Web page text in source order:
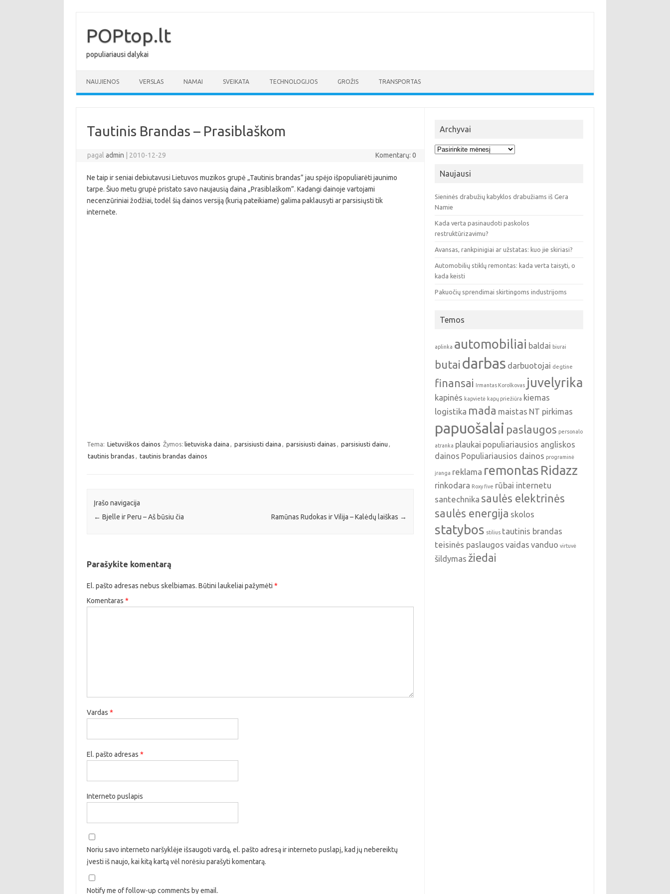
turinioPOPtop.lt
populiariausi dalykai
NAUJIENOS VERSLAS NAMAI SVEIKATA TECHNOLOGIJOS GROŽIS TRANSPORTAS
Tautinis Brandas – Prasiblaškom
pagaladmin 2010-12-29 Komentarų: 0
Ne taip ir seniai debiutavusi Lietuvos muzikos grupė „Tautinis brandas” jau spėjo išpopuliarėti jaunimo
tarpe. Šiuo metu grupė pristato savo naujausią daina „Prasiblaškom”. Kadangi dainoje vartojami
necenzūriniai žodžiai, todėl šią dainos versiją (kurią pateikiame) galima paklausyti ar parsisiųsti tik
internete.
Tema: Lietuviškos dainos Žymos: lietuviska daina , parsisiusti daina , parsisiusti dainas , parsisiusti dainu ,
tautinis brandas , tautinis brandas dainos
Įrašo navigacija
← Bjelle ir Peru – Aš būsiu čia Ramūnas Rudokas ir Vilija – Kalėdų laiškas →
Parašykite komentarą
El. pašto adresas nebus skelbiamas. Būtini laukeliai pažymėti *
Komentaras *
Vardas *
El. pašto adresas *
Interneto puslapis
Noriu savo interneto naršyklėje išsaugoti vardą, el. pašto adresą ir interneto puslapį, kad jų nebereiktų
įvesti iš naujo, kai kitą kartą vėl norėsiu parašyti komentarą.
Notify me of follow-up comments by email.
Archyvai
Archyvai
Naujausi
Sieninės drabužių kabyklos drabužiams iš Gera
Namie
Kada verta pasinaudoti paskolos
restruktūrizavimu?
Avansas, rankpinigiai ar užstatas: kuo jie skiriasi?
Automobilių stiklų remontas: kada verta taisyti, o
kada keisti
Pakuočių sprendimai skirtingoms industrijoms
Temos
aplinka automobiliai baldai biurai
butai darbas darbuotojai degtine
finansai Irmantas Korolkovas juvelyrika
kapinės kapvietė kapų priežiūra kiemas
logistika mada maistas NT pirkimas
papuošalai paslaugos personalo
atranka plaukai populiariausios angliskos
dainos Populiariausios dainos programinė
įranga reklama remontas Ridazz
rinkodara Roxy five rūbai internetu
santechnika saulės elektrinės
saulės energija skolos
statybos stilius tautinis brandas
teisinės paslaugos vaidas vanduo virtuvė
šildymas žiedai